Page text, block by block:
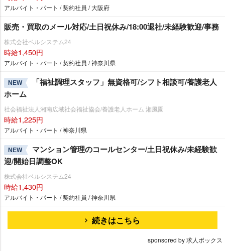
アルバイト・パート / 契約社員 / 大阪府
販売・買取のメール対応/土日祝休み/18:00退社/未経験歓迎/事務
株式会社ベルシステム24
時給1,450円
アルバイト・パート / 契約社員 / 神奈川県
NEW
「福祉調理スタッフ」無資格可/シフト相談可/養護老人
ホーム
社会福祉法人湘南広域社会福祉協会/養護老人ホーム 湘風園
時給1,225円
アルバイト・パート / 神奈川県
NEW
マンション管理のコールセンター/土日祝休み/未経験歓
迎/開始日調整OK
株式会社ベルシステム24
時給1,430円
アルバイト・パート / 契約社員 / 神奈川県
続きはこちら
sponsored by 求人ボックス